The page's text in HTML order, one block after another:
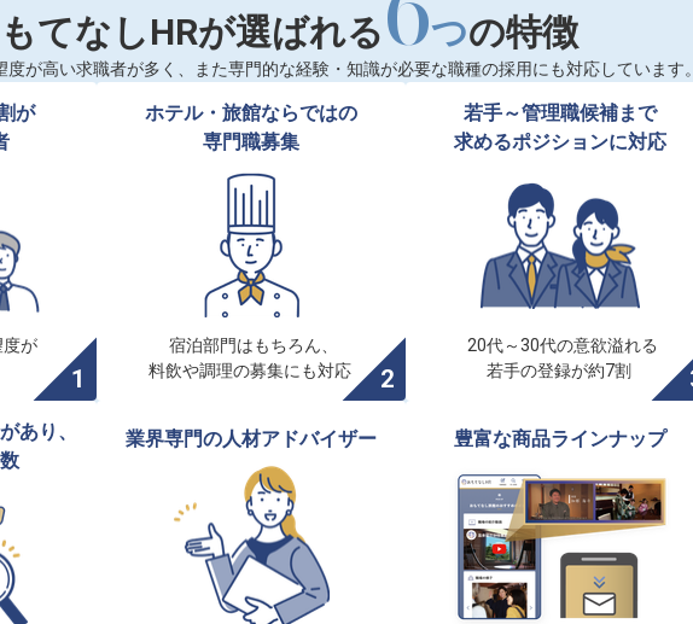
てなしHRが選ばれる つの特徴
が高い求職者が多く、また専門的な経験・知識が必要な職種の採用にも対応しています。
が
が
ホテル・旅館ならではの
専門職募集
宿泊部門はもちろん、
料飲や調理の募集にも対応
若手～管理職候補まで
求めるポジションに対応
20代～30代の意欲溢れる
若手の登録が約7割
あり、
業界専門の人材アドバイザー 豊富な商品ラインナップ